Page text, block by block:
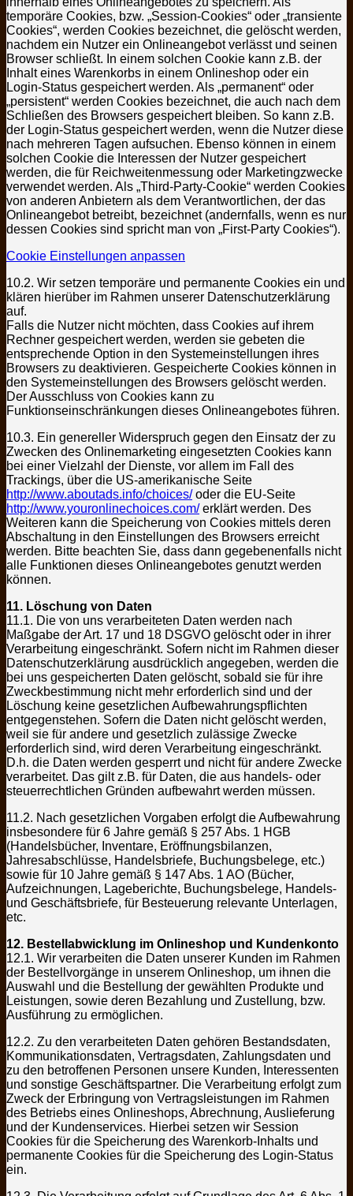
temporäre Cookies, bzw. „Session-Cookies“ oder „transiente
Cookies“, werden Cookies bezeichnet, die gelöscht werden,
nachdem ein Nutzer ein Onlineangebot verlässt und seinen
Browser schließt. In einem solchen Cookie kann z.B. der
Inhalt eines Warenkorbs in einem Onlineshop oder ein
Login-Status gespeichert werden. Als „permanent“ oder
„persistent“ werden Cookies bezeichnet, die auch nach dem
Schließen des Browsers gespeichert bleiben. So kann z.B.
der Login-Status gespeichert werden, wenn die Nutzer diese
nach mehreren Tagen aufsuchen. Ebenso können in einem
solchen Cookie die Interessen der Nutzer gespeichert
werden, die für Reichweitenmessung oder Marketingzwecke
verwendet werden. Als „Third-Party-Cookie“ werden Cookies
von anderen Anbietern als dem Verantwortlichen, der das
Onlineangebot betreibt, bezeichnet (andernfalls, wenn es nur
dessen Cookies sind spricht man von „First-Party Cookies“).
Cookie Einstellungen anpassen
10.2. Wir setzen temporäre und permanente Cookies ein und
klären hierüber im Rahmen unserer Datenschutzerklärung
auf.
Falls die Nutzer nicht möchten, dass Cookies auf ihrem
Rechner gespeichert werden, werden sie gebeten die
entsprechende Option in den Systemeinstellungen ihres
Browsers zu deaktivieren. Gespeicherte Cookies können in
den Systemeinstellungen des Browsers gelöscht werden.
Der Ausschluss von Cookies kann zu
Funktionseinschränkungen dieses Onlineangebotes führen.
10.3. Ein genereller Widerspruch gegen den Einsatz der zu
Zwecken des Onlinemarketing eingesetzten Cookies kann
bei einer Vielzahl der Dienste, vor allem im Fall des
Trackings, über die US-amerikanische Seite
http://www.aboutads.info/choices/oder die EU-Seite
http://www.youronlinechoices.com/erklärt werden. Des
Weiteren kann die Speicherung von Cookies mittels deren
Abschaltung in den Einstellungen des Browsers erreicht
werden. Bitte beachten Sie, dass dann gegebenenfalls nicht
alle Funktionen dieses Onlineangebotes genutzt werden
können.
11. Löschung von Daten
11.1. Die von uns verarbeiteten Daten werden nach
Maßgabe der Art. 17 und 18 DSGVO gelöscht oder in ihrer
Verarbeitung eingeschränkt. Sofern nicht im Rahmen dieser
Datenschutzerklärung ausdrücklich angegeben, werden die
bei uns gespeicherten Daten gelöscht, sobald sie für ihre
Zweckbestimmung nicht mehr erforderlich sind und der
Löschung keine gesetzlichen Aufbewahrungspflichten
entgegenstehen. Sofern die Daten nicht gelöscht werden,
weil sie für andere und gesetzlich zulässige Zwecke
erforderlich sind, wird deren Verarbeitung eingeschränkt.
D.h. die Daten werden gesperrt und nicht für andere Zwecke
verarbeitet. Das gilt z.B. für Daten, die aus handels- oder
steuerrechtlichen Gründen aufbewahrt werden müssen.
11.2. Nach gesetzlichen Vorgaben erfolgt die Aufbewahrung
insbesondere für 6 Jahre gemäß § 257 Abs. 1 HGB
(Handelsbücher, Inventare, Eröffnungsbilanzen,
Jahresabschlüsse, Handelsbriefe, Buchungsbelege, etc.)
sowie für 10 Jahre gemäß § 147 Abs. 1 AO (Bücher,
Aufzeichnungen, Lageberichte, Buchungsbelege, Handels-
und Geschäftsbriefe, für Besteuerung relevante Unterlagen,
etc.
12. Bestellabwicklung im Onlineshop und Kundenkonto
12.1. Wir verarbeiten die Daten unserer Kunden im Rahmen
der Bestellvorgänge in unserem Onlineshop, um ihnen die
Auswahl und die Bestellung der gewählten Produkte und
Leistungen, sowie deren Bezahlung und Zustellung, bzw.
Ausführung zu ermöglichen.
12.2. Zu den verarbeiteten Daten gehören Bestandsdaten,
Kommunikationsdaten, Vertragsdaten, Zahlungsdaten und
zu den betroffenen Personen unsere Kunden, Interessenten
und sonstige Geschäftspartner. Die Verarbeitung erfolgt zum
Zweck der Erbringung von Vertragsleistungen im Rahmen
des Betriebs eines Onlineshops, Abrechnung, Auslieferung
und der Kundenservices. Hierbei setzen wir Session
Cookies für die Speicherung des Warenkorb-Inhalts und
permanente Cookies für die Speicherung des Login-Status
ein.